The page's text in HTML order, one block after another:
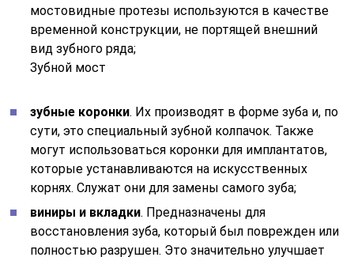
мостовидные протезы используются в качестве
временной конструкции, не портящей внешний
вид зубного ряда;
Зубной мост
зубные коронки. Их производят в форме зуба и, по
сути, это специальный зубной колпачок. Также
могут использоваться коронки для имплантатов,
которые устанавливаются на искусственных
корнях. Служат они для замены самого зуба;
виниры и вкладки. Предназначены для
восстановления зуба, который был поврежден или
полностью разрушен. Это значительно улучшает